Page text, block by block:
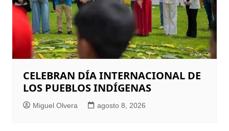
CELEBRAN DÍA INTERNACIONAL DE
LOS PUEBLOS INDÍGENAS
Miguel Olvera agosto 8, 2026